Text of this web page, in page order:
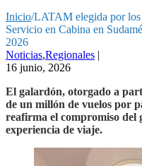
Inicio/LATAM elegida por los
Servicio en Cabina en
2026
Noticias,Regionales |
16 junio, 2026
El galardón, otorgado a
de un millón de vuelos por
reafirma el compromiso del
experiencia de viaje.